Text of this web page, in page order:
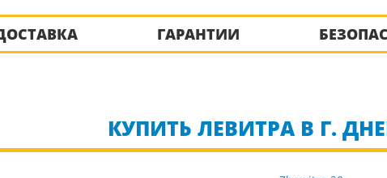
ГАРАНТИИ
КУПИТЬ ЛЕВИТРА В Г.